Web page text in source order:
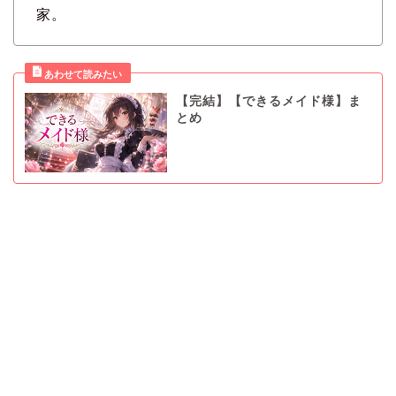
家。
【完結】【できるメイド様】ま
とめ